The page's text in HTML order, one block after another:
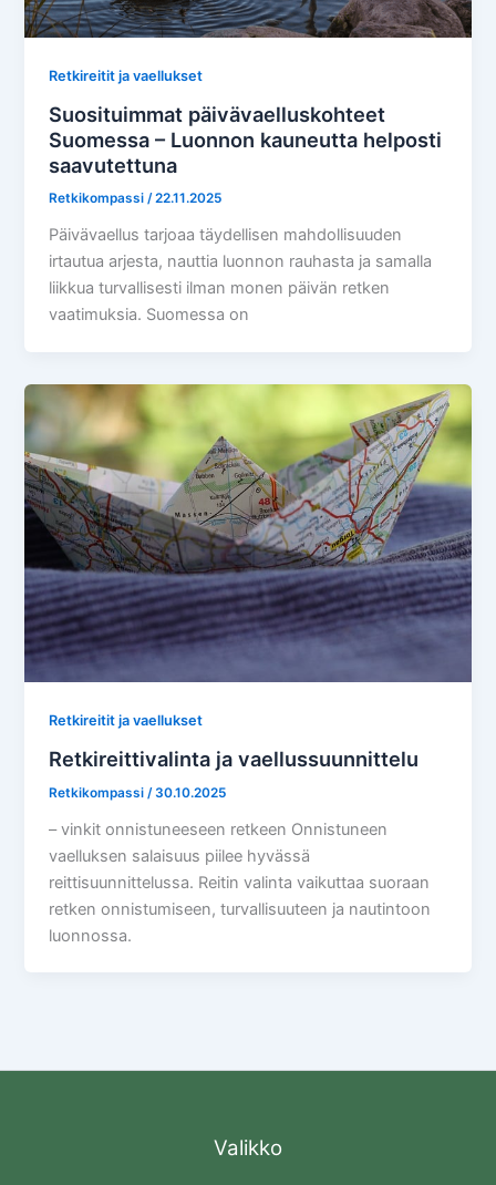
Retkireitit ja vaellukset
Suosituimmat päivävaelluskohteet
Suomessa – Luonnon kauneutta helposti
saavutettuna
Retkikompassi/22.11.2025
Päivävaellus tarjoaa täydellisen mahdollisuuden
irtautua arjesta, nauttia luonnon rauhasta ja samalla
liikkua turvallisesti ilman monen päivän retken
vaatimuksia. Suomessa on
Retkireitit ja vaellukset
Retkireittivalinta ja vaellussuunnittelu
Retkikompassi /30.10.2025
– vinkit onnistuneeseen retkeen Onnistuneen
vaelluksen salaisuus piilee hyvässä
reittisuunnittelussa. Reitin valinta vaikuttaa suoraan
retken onnistumiseen, turvallisuuteen ja nautintoon
luonnossa.
Valikko